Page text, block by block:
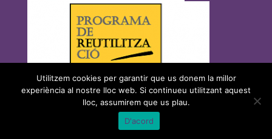
©2026 Govern de les Illes Balears |
WordPress
Utilitzem cookies per garantir que us donem la millor
experiència al nostre lloc web. Si continueu utilitzant aquest
lloc, assumirem que us plau.
D'acord